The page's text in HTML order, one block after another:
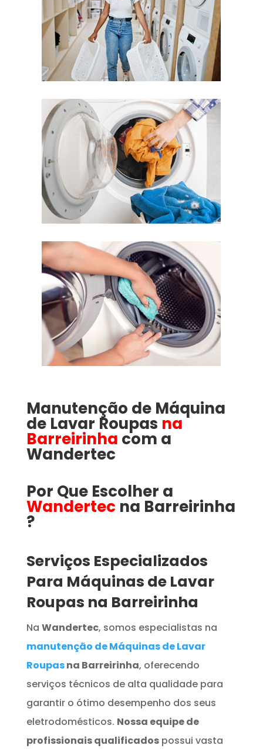
Manutenção de Máquina
de Lavar Roupas na
Barreirinha com a
Wandertec
Por Que Escolher a
Wandertec na Barreirinha​​​
?
Serviços Especializados
Para Máquinas de Lavar
Roupas na Barreirinha
Na Wandertec, somos especialistas na
manutenção de Máquinas de Lavar
Roupasna Barreirinha, oferecendo
serviços técnicos de alta qualidade para
garantir o ótimo desempenho dos seus
eletrodomésticos. Nossa equipe de
profissionais qualificadospossui vasta